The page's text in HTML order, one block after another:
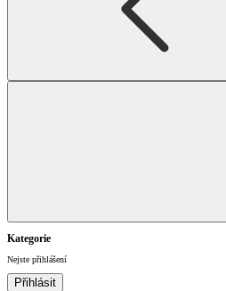
Kategorie
Nejste přihlášení
Přihlásit